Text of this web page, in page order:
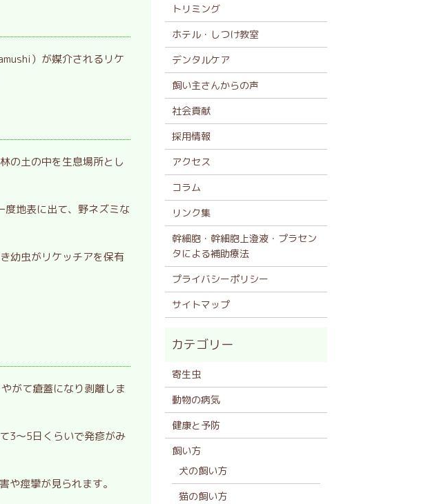
）が媒介されるリケ
の土の中を生息場所とし
地表に出て、野ネズミな
幼虫がリケッチアを保有
がて瘡蓋になり剥離しま
3～5日くらいで発疹がみ
や痙攣が見られます。
トリミング
ホテル・しつけ教室
デンタルケア
飼い主さんからの声
社会貢献
採用情報
アクセス
コラム
リンク集
幹細胞・幹細胞上澄液・プラセン
タによる補助療法
プライバシーポリシー
サイトマップ
寄生虫
動物の病気
健康と予防
飼い方
犬の飼い方
猫の飼い方